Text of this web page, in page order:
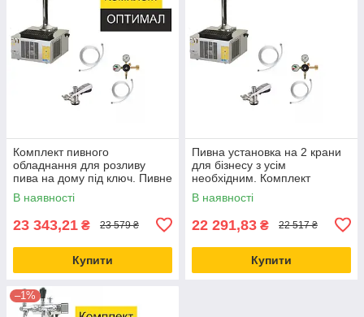
Комплект пивного
обладнання для розливу
пива на дому під ключ. Пивне
обладнання на 2 сорти.
В наявності
23 343,21 ₴ 23 579 ₴
Купити
Пивна установка на 2 крани
для бізнесу з усім
необхідним. Комплект
обладнання для розливу з кег
В наявності
22 291,83 ₴ 22 517 ₴
Купити
–1%